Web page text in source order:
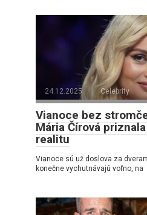
24.12.2025 Celebrity
Vianoce bez
Mária Čírová
realitu
Vianoce sú už doslova za
konečne vychutnávajú voľno, na